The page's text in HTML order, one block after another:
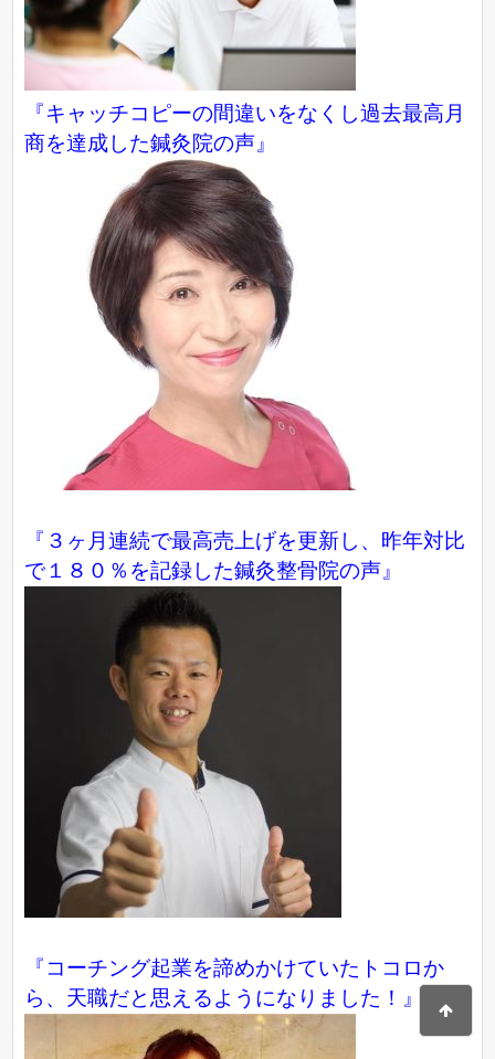
『キャッチコピーの間違いをなくし過去最高月
商を達成した鍼灸院の声』
『３ヶ月連続で最高売上げを更新し、昨年対比
で１８０％を記録した鍼灸整骨院の声』
『コーチング起業を諦めかけていたトコロか
ら、天職だと思えるようになりました！』